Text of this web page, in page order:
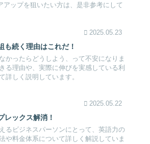
ップを狙いたい方は、是非参考にして
2025.05.23
も続く理由はこれだ！
かったらどうしよう、って不安になりま
る理由や、実際に伸びを実感している利
詳しく説明しています。
2025.05.22
レックス解消！
るビジネスパーソンにとって、英語力の
や料金体系について詳しく解説していま